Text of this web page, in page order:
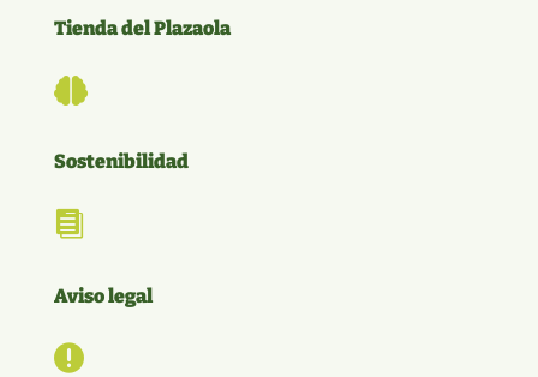
Tienda del Plazaola

Sostenibilidad

Aviso legal
